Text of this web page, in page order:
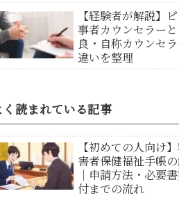
【経験者が解説】
事者カウンセラー
良・自称カウンセ
違いを整理
く読まれている記事
【初めての人向け
害者保健福祉手帳
｜申請方法・必要
付までの流れ